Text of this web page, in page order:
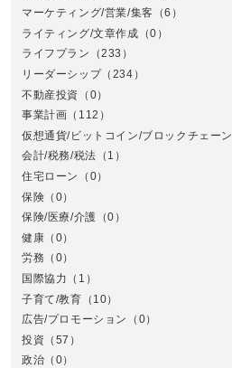
マーケティング/営業/集客 （6）
ライティング/文章作成 （0）
ライフプラン
（233）
リーダーシップ（234）
不動産投資 （0）
事業計画 （112）
仮想通貨/ビットコイン/ブロックチェーン
会計/税務/税法 （1）
住宅ローン
（0）
保険 （0）
保険/医療/介護 （0）
健康 （0）
労務 （0）
国際協力 （1）
子育て/教育 （10）
広告/プロモーション
（0）
投資 （57）
政治 （0）